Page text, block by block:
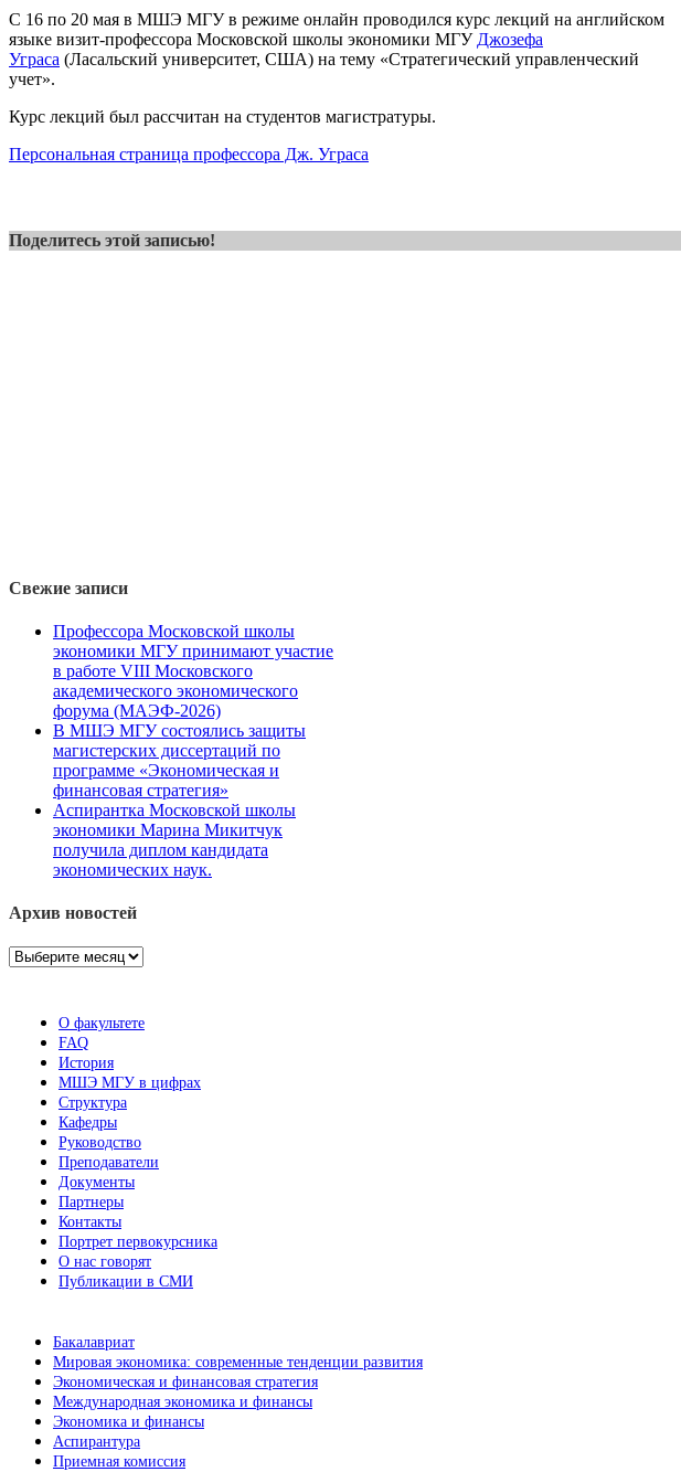
С 16 по 20 мая в МШЭ МГУ в режиме онлайн проводился курс лекций на английском
языке визит-профессора Московской школы экономики МГУ Джозефа
Уграса (Ласальский университет, США) на тему «Стратегический управленческий
учет».
Курс лекций был рассчитан на студентов магистратуры.
Персональная страница профессора Дж. Уграса
Поделитесь этой записью!
Свежие записи
Профессора Московской школы
экономики МГУ принимают участие
в работе VIII Московского
академического экономического
форума (МАЭФ-2026)
В МШЭ МГУ состоялись защиты
магистерских диссертаций по
программе «Экономическая и
финансовая стратегия»
Аспирантка Московской школы
экономики Марина Микитчук
получила диплом кандидата
экономических наук.
Архив новостей
Архив
О факультете
FAQ
История
МШЭ МГУ в цифрах
Структура
Кафедры
Руководство
Преподаватели
Документы
Партнеры
Контакты
Портрет первокурсника
О нас говорят
Публикации в СМИ
Бакалавриат
Мировая экономика: современные тенденции развития
Экономическая и финансовая стратегия
Международная экономика и финансы
Экономика и финансы
Аспирантура
Приемная комиссия